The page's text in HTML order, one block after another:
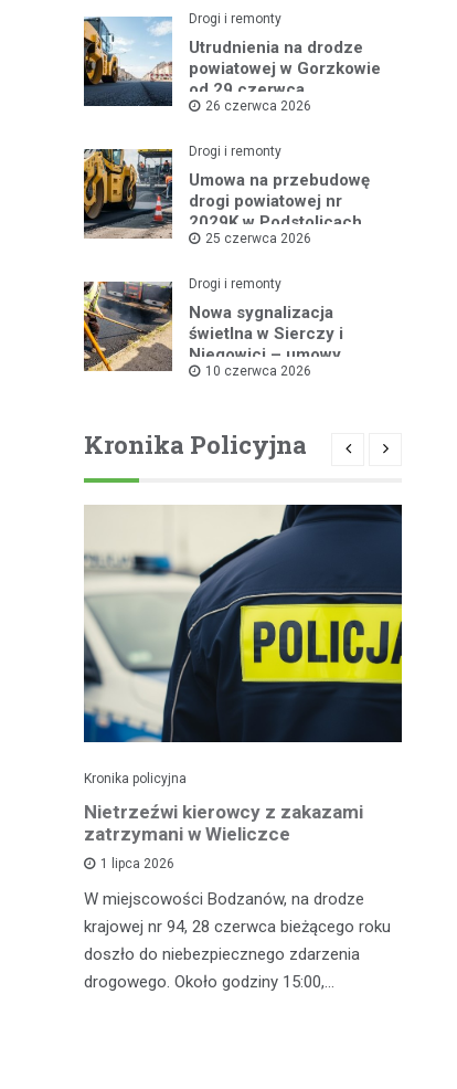
Drogi i remonty
Utrudnienia na drodze
powiatowej w Gorzkowie
od 29 czerwca
26 czerwca 2026
Drogi i remonty
Umowa na przebudowę
drogi powiatowej nr
2029K w Podstolicach
podpisana!
25 czerwca 2026
Drogi i remonty
Nowa sygnalizacja
świetlna w Sierczy i
Niegowici – umowy
podpisane!
10 czerwca 2026
Kronika Policyjna
Kronika policyjna
Nietrzeźwi kierowcy z zakazami
zatrzymani w Wieliczce
1 lipca 2026
W miejscowości Bodzanów, na drodze
krajowej nr 94, 28 czerwca bieżącego roku
doszło do niebezpiecznego zdarzenia
drogowego. Około godziny 15:00,…